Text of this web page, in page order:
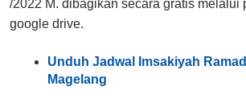
/2022 M. dibagikan secara gratis melalui
google drive.
Unduh Jadwal Imsakiyah
Magelang